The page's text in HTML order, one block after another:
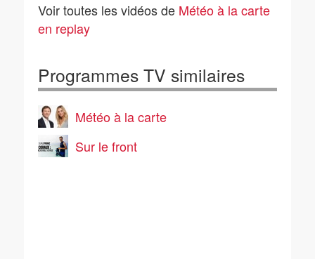
Voir toutes les vidéos de Météo à la carte
en replay
Programmes TV similaires
Météo à la carte
Sur le front